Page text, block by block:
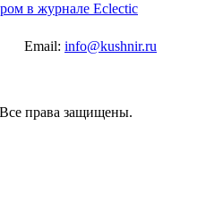
Email: info@kushnir.ru
права защищены.